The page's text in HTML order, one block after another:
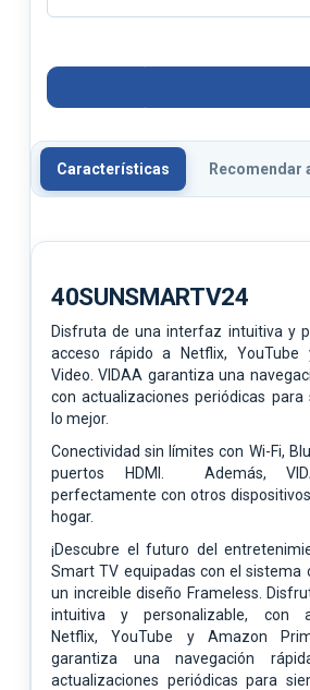
Características Recomendar
40SUNSMARTV24
Disfruta de una interfaz intuitiva y
acceso rápido a Netflix, YouTube
Video. VIDAA garantiza una
con actualizaciones periódicas
lo mejor.
Conectividad sin límites con Wi-Fi,
puertos HDMI. Además,
perfectamente con otros
hogar.
¡Descubre el futuro del
Smart TV equipadas con elsistema
un increible diseño Frameless.
intuitiva y personalizable, con
Netflix,YouTube y Amazon
garantiza una navegación
actualizaciones periódicas para